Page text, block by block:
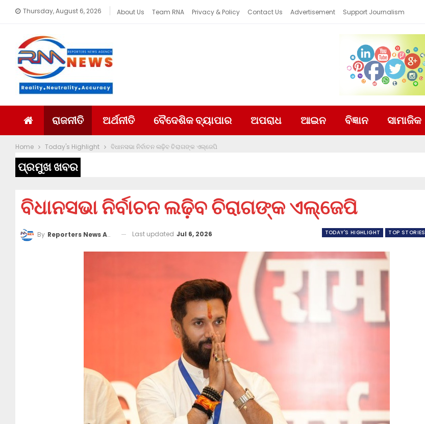
Thursday, August 6, 2026 About Us Team RNA Privacy & Policy Contact Us Advertisement Support Journalism
ରାଜନୀତି ଅର୍ଥନୀତି ବୈଦେଶିକ ବ୍ୟାପାର ଅପରାଧ ଆଇନ ବିଜ୍ଞାନ ସାମାଜିକ
Home Today's Highlight ବିଧାନସଭା ନିର୍ବାଚନ ଲଢ଼ିବ ଚିରାଗଙ୍କ ଏଲ୍‌ଜେପି
ପ୍ରମୁଖ ଖବର
ବିଧାନସଭା ନିର୍ବାଚନ ଲଢ଼ିବ ଚିରାଗଙ୍କ ଏଲ୍‌ଜେପି
TODAY'S HIGHLIGHT TOP STORIES
By Reporters News Agency Last updated Jul 6, 2026